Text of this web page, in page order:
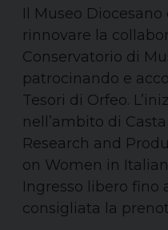
Il Museo
rinnovare la
Conservatorio di
patrocinando e
Tesori di Orfeo.
nell’ambito di
Research and
on Women in
Ingresso libero fino
consigliata la